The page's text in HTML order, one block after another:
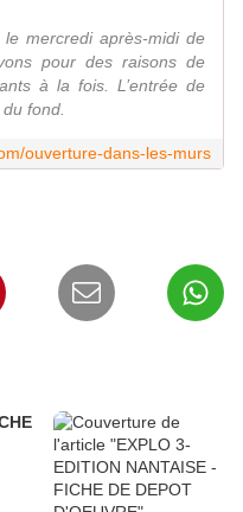
le mercredi après-midi de
pour des raisons de
à la fois. L’entrée de
fond.
ouverture-dans-les-murs